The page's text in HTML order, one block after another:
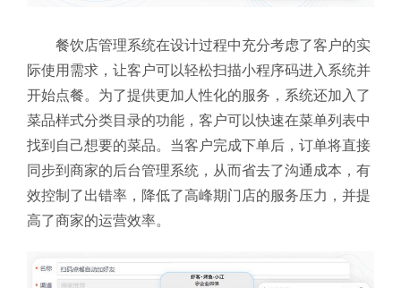
餐饮店管理系统在设计过程中充分考虑了客户的实
际使用需求，让客户可以轻松扫描小程序码进入系统并
开始点餐。为了提供更加人性化的服务，系统还加入了
菜品样式分类目录的功能，客户可以快速在菜单列表中
找到自己想要的菜品。当客户完成下单后，订单将直接
同步到商家的后台管理系统，从而省去了沟通成本，有
效控制了出错率，降低了高峰期门店的服务压力，并提
高了商家的运营效率。